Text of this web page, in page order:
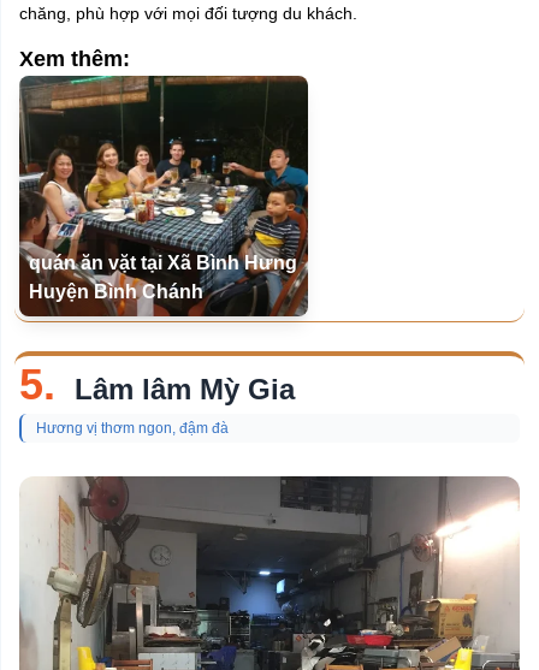
chăng, phù hợp với mọi đối tượng du khách.
Xem thêm:
quán ăn vặt tại Xã Bình Hưng
Huyện Bình Chánh
5. Lâm lâm Mỳ Gia
Hương vị thơm ngon, đậm đà